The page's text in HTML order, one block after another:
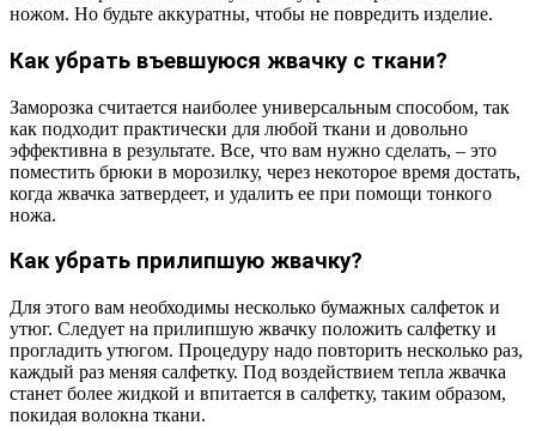
ножом. Но будьте аккуратны, чтобы не повредить изделие.
Как убрать въевшуюся жвачку с ткани?
Заморозка считается наиболее универсальным способом, так
как подходит практически для любой ткани и довольно
эффективна в результате. Все, что вам нужно сделать, – это
поместить брюки в морозилку, через некоторое время достать,
когда жвачка затвердеет, и удалить ее при помощи тонкого
ножа.
Как убрать прилипшую жвачку?
Для этого вам необходимы несколько бумажных салфеток и
утюг. Следует на прилипшую жвачку положить салфетку и
прогладить утюгом. Процедуру надо повторить несколько раз,
каждый раз меняя салфетку. Под воздействием тепла жвачка
станет более жидкой и впитается в салфетку, таким образом,
покидая волокна ткани.